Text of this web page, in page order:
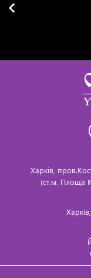
Харків,
(ст.м. Площа